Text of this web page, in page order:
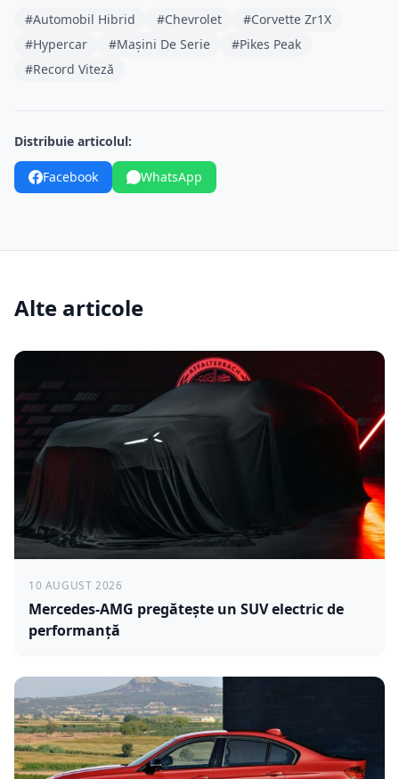
#Automobil Hibrid #Chevrolet
#Corvette Zr1X
#Hypercar
#Mașini De Serie
#Pikes Peak
#Record Viteză
Distribuie articolul:
Facebook WhatsApp
Alte articole
10 AUGUST 2026
Mercedes-AMG pregătește un SUV electric de
performanță